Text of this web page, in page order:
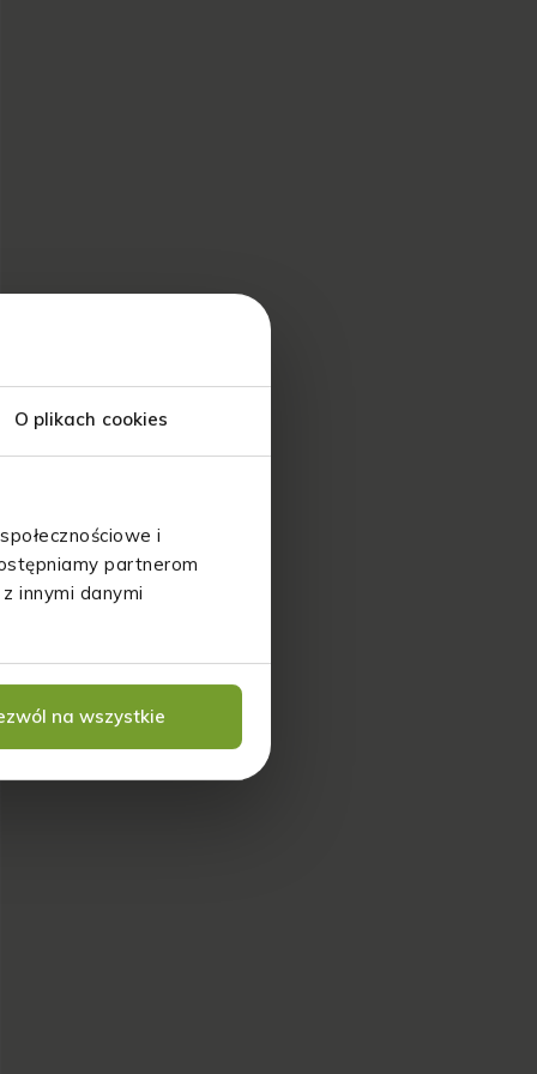
O plikach cookies
i
partnerom
innymi danymi
na wszystkie